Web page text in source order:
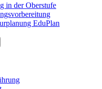
in der Oberstufe
EduPlan